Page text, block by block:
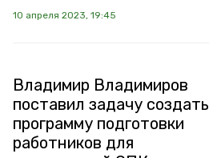
10 апреля 2023, 19:45
Владимир Владимиров
поставил задачу создать
программу подготовки
работников для